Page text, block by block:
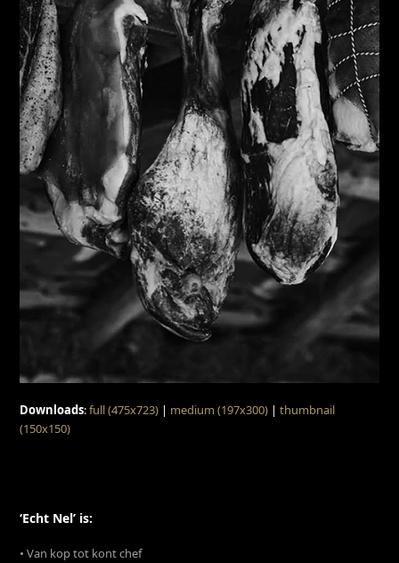
Downloads:full (475x723) | medium (197x300) |thumbnail
(150x150)
‘Echt Nel’ is:
• Van kop tot kont chef